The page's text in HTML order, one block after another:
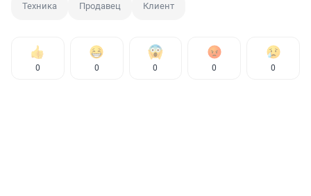
Техника Продавец Клиент
0 0 0 0 0